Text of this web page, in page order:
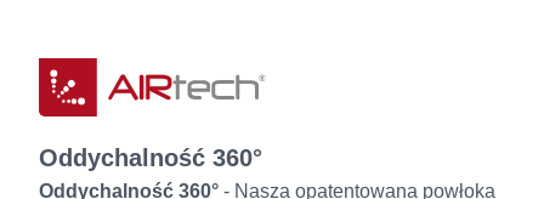
Oddychalność 360°
Oddychalność 360° - Nasza opatentowana powłoka